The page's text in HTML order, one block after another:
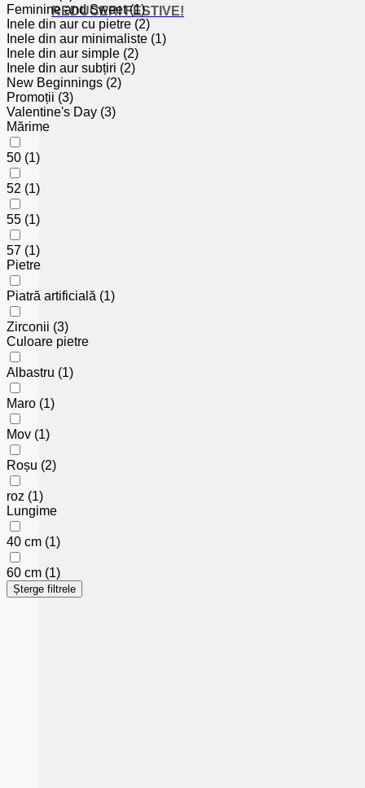
REDUCERI FESTIVE!
Feminine and Sweet (1)
Inele din aur cu pietre (2)
Inele din aur minimaliste (1)
Inele din aur simple (2)
Inele din aur subțiri (2)
New Beginnings (2)
Promoții (3)
Valentine's Day (3)
Mărime
50 (1)
52 (1)
55 (1)
57 (1)
Pietre
Piatră artificială (1)
Zirconii (3)
Culoare pietre
Albastru (1)
Maro (1)
Mov (1)
Roșu (2)
roz (1)
Lungime
40 cm (1)
60 cm (1)
Șterge filtrele